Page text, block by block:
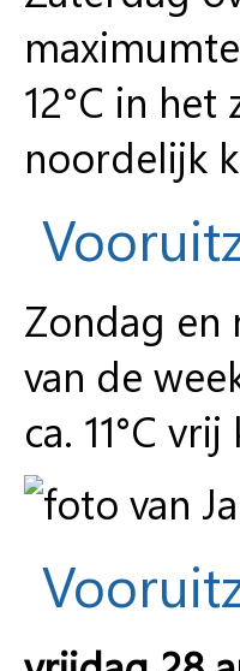
12°C in
noordelijk
Zondag en
van de
ca. 11°C